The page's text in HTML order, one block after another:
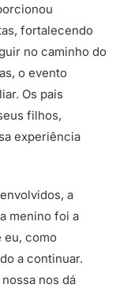
fortalecendo
no caminho do
o evento
Os pais
filhos,
experiência
a
menino foi a
eu, como
a continuar.
nos dá